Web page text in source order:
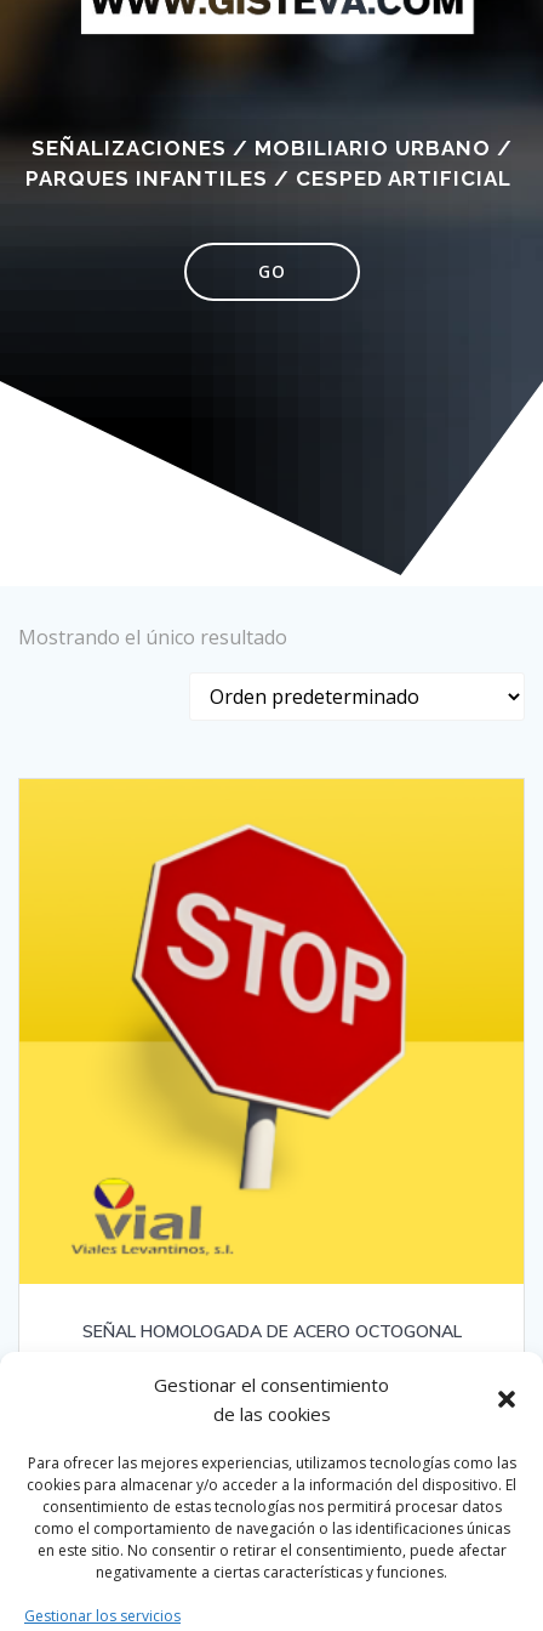
Gestionar el consentimiento
de las cookies
Para ofrecer las mejores experiencias, utilizamos tecnologías como las
cookies para almacenar y/o acceder a la información del dispositivo. El
consentimiento de estas tecnologías nos permitirá procesar datos
como el comportamiento de navegación o las identificaciones únicas
en este sitio. No consentir o retirar el consentimiento, puede afectar
negativamente a ciertas características y funciones.
Gestionar los servicios
SEÑALIZACIONES / MOBILIARIO URBANO /
PARQUES INFANTILES / CESPED ARTIFICIAL
GO
Mostrando el único resultado
SEÑAL HOMOLOGADA DE ACERO OCTOGONAL
Leer más
Habla con nuestros agentes!!!